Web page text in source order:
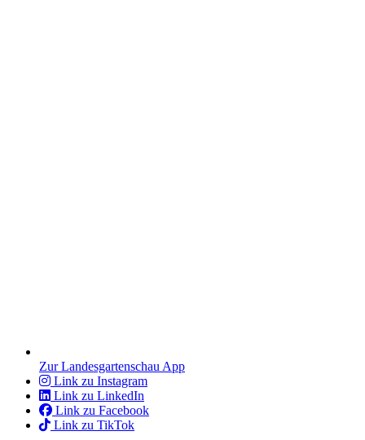
Zur Landesgartenschau App
Link zu Instagram
Link zu LinkedIn
Link zu Facebook
Link zu TikTok